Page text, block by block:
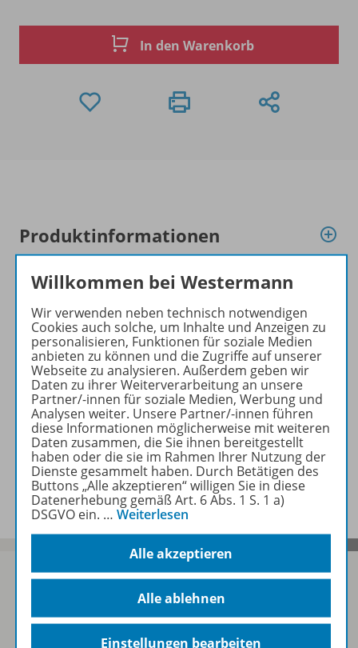
In den Warenkorb
Produktinformationen
Beschreibung
Zugehörige Produkte
Inhaltsverzeichnis
Werbematerial
Sofort profitieren
Willkommen bei Westermann
Wir verwenden neben technisch notwendigen
Cookies auch solche, um Inhalte und Anzeigen zu
personalisieren, Funktionen für soziale Medien
anbieten zu können und die Zugriffe auf unserer
Webseite zu analysieren. Außerdem geben wir
Daten zu ihrer Weiterverarbeitung an unsere
Partner/-innen für soziale Medien, Werbung und
Analysen weiter. Unsere Partner/-innen führen
diese Informationen möglicherweise mit weiteren
Daten zusammen, die Sie ihnen bereitgestellt
haben oder die sie im Rahmen Ihrer Nutzung der
Dienste gesammelt haben. Durch Betätigen des
Buttons „Alle akzeptieren“ willigen Sie in diese
Datenerhebung gemäß Art. 6 Abs. 1 S. 1 a)
DSGVO ein. … Weiterlesen
Alle akzeptieren
Alle ablehnen
Einstellungen bearbeiten